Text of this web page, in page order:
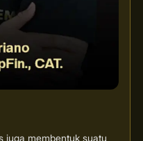
juga membentuk suatu